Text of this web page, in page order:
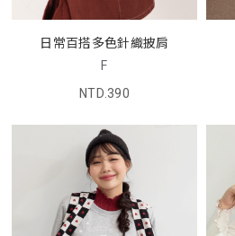
日常百搭多色針織披肩
F
NTD.390